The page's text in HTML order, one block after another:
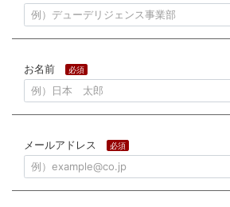
お名前 必須
メールアドレス 必須